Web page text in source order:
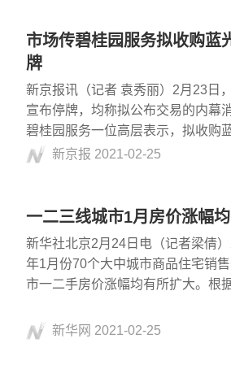
市场传碧桂园服务拟收购蓝
牌
新京报讯（记者 袁秀丽）2月23日
宣布停牌，均称拟公布交易的内幕
碧桂园服务一位高层表示，拟收购
新京报 2021-02-25
一二三线城市1月房价涨幅
新华社北京2月24日电（记者梁倩
年1月份70个大中城市商品住宅销
市一二手房价涨幅均有所扩大。根
新华网 2021-02-25